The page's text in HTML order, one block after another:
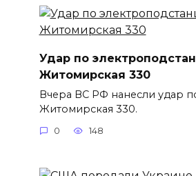
Удар по
Житомирская 330
Вчера ВС РФ нанесли удар
Житомирская 330.
0 148